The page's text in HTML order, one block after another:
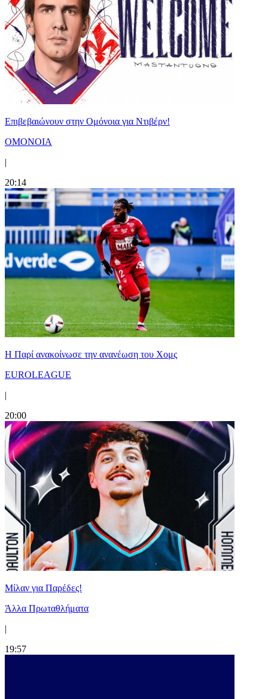
Επιβεβαιώνουν στην Ομόνοια για Ντιβέρν!
ΟΜΟΝΟΙΑ
|
20:14
Η Παρί ανακοίνωσε την ανανέωση του Χομς
EUROLEAGUE
|
20:00
Μίλαν για Παρέδες!
Άλλα Πρωταθλήματα
|
19:57